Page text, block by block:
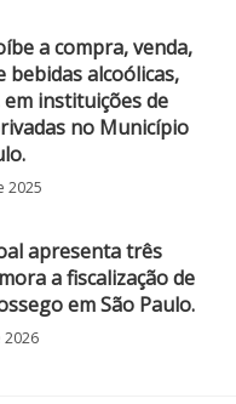
a compra, venda,
alcoólicas,
em instituições de
no Município
2025
apresenta três
a fiscalização de
em São Paulo.
2026